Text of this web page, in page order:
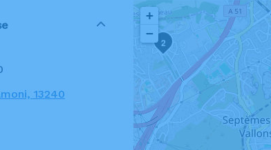
13240
2
+
−